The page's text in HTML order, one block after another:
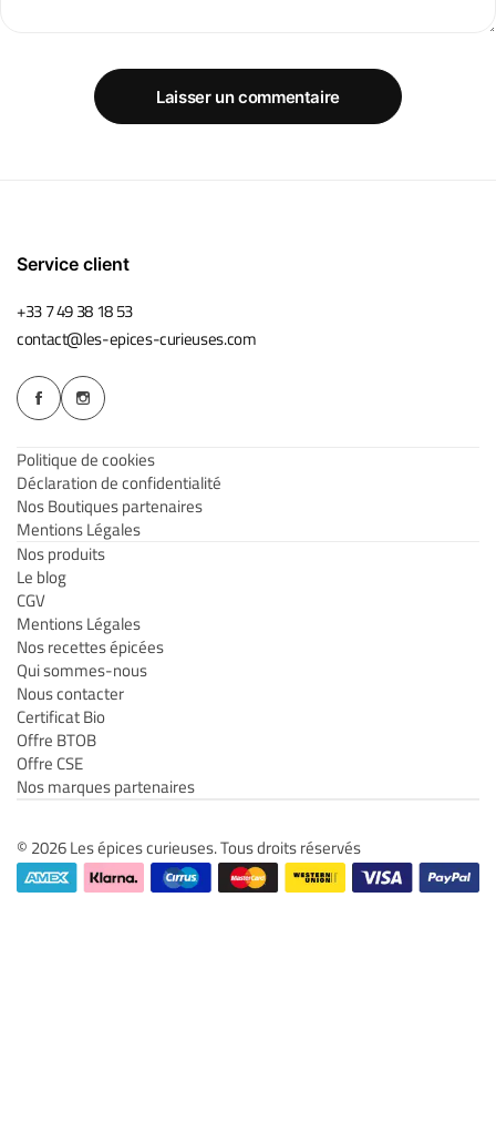
Laisser un commentaire
Service client
+33 7 49 38 18 53
contact@les-epices-curieuses.com
Politique de cookies
Déclaration de confidentialité
Nos Boutiques partenaires
Mentions Légales
Nos produits
Le blog
CGV
Mentions Légales
Nos recettes épicées
Qui sommes-nous
Nous contacter
Certificat Bio
Offre BTOB
Offre CSE
Nos marques partenaires
© 2026 Les épices curieuses. Tous droits réservés